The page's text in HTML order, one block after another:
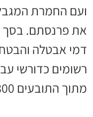
רשומים כדורשי
מתוך התובעים 8,800 נמצאים בחל"ת.